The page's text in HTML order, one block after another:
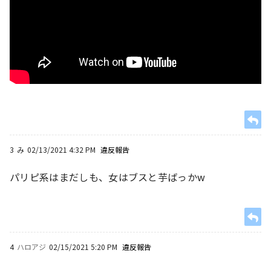
3 み 02/13/2021 4:32 PM 違反報告
パリピ系はまだしも、女はブスと芋ばっかw
4 ハロアジ 02/15/2021 5:20 PM 違反報告